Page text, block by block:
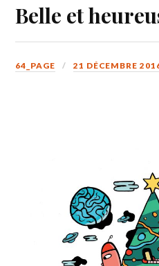
Belle et
64_PAGE 21 DÉCEMBRE